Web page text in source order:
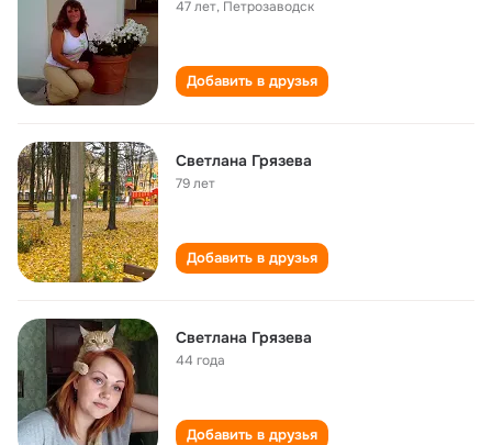
47 лет, Петрозаводск
Добавить в друзья
Светлана Грязева
79 лет
Добавить в друзья
Светлана Грязева
44 года
Добавить в друзья